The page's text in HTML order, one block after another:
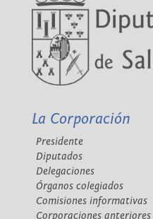
La Corporación
Presidente
Diputados
Delegaciones
Órganos colegiados
Comisiones informativas
Corporaciones anteriores